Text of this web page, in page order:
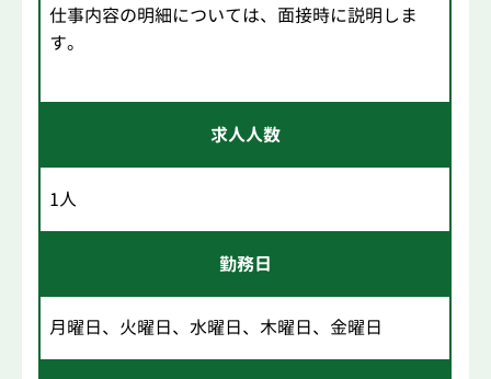
仕事内容の明細については、面接時に説明しま
す。
求人人数
1人
勤務日
月曜日、火曜日、水曜日、木曜日、金曜日